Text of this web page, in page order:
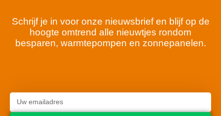
Schrijf je in voor onze nieuwsbrief en blijf op de
hoogte omtrend alle nieuwtjes rondom
besparen, warmtepompen en zonnepanelen.